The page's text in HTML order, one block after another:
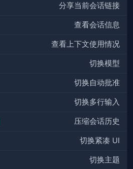
分享当前会话链接
查看会话信息
查看上下文使用情况
切换模型
切换自动批准
切换多行输入
压缩会话历史
切换紧凑 UI
切换主题